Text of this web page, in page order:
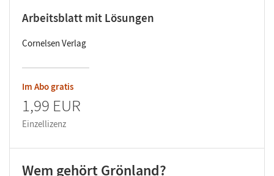
Arbeitsblatt mit Lösungen
Cornelsen Verlag
Im Abo gratis
1,99 EUR
Einzellizenz
Wem gehört Grönland?